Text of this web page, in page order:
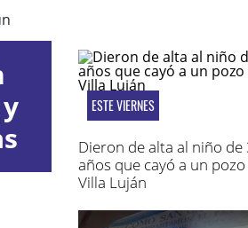
ESTE VIERNES
Dieron de alta al niño de
años que cayó a un pozo
Villa Luján